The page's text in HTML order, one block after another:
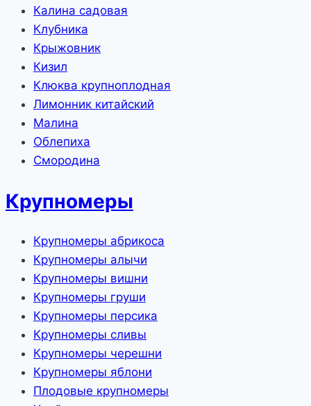
Калина садовая
Клубника
Крыжовник
Кизил
Клюква крупноплодная
Лимонник китайский
Малина
Облепиха
Смородина
Крупномеры
Крупномеры абрикоса
Крупномеры алычи
Крупномеры вишни
Крупномеры груши
Крупномеры персика
Крупномеры сливы
Крупномеры черешни
Крупномеры яблони
Плодовые крупномеры